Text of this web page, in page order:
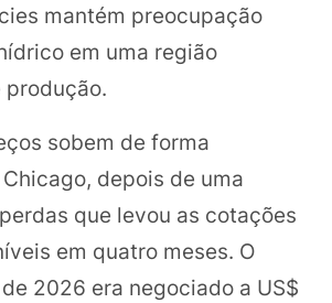
mantém preocupação
em uma região
sobem de forma
depois de uma
que levou as cotações
em quatro meses. O
2026 era negociado a US$